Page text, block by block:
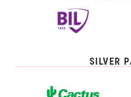
SILVER